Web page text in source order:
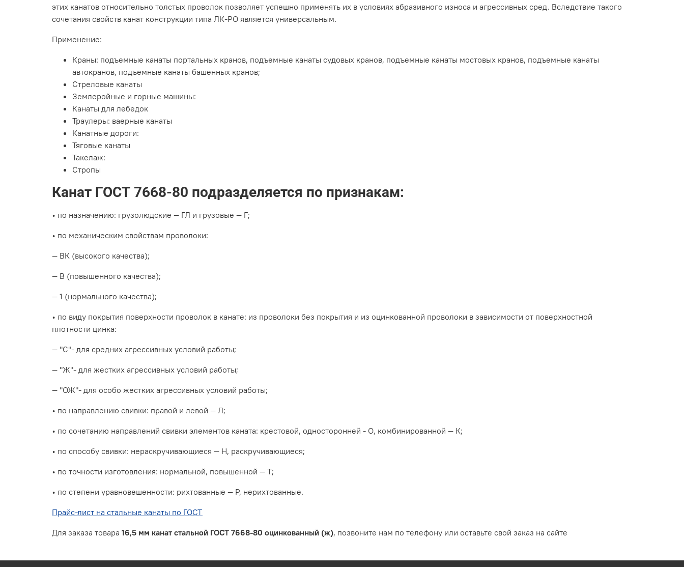
этих канатов относительно толстых проволок позволяет успешно применять их в условиях абразивного износа и агрессивных сред. Вследствие такого
сочетания свойств канат конструкции типа ЛК-РО является универсальным.
Применение:
Краны: подъемные канаты портальных кранов, подъемные канаты судовых кранов, подъемные канаты мостовых кранов, подъемные канаты
автокранов, подъемные канаты башенных кранов;
Стреловые канаты
Землеройные и горные машины:
Канаты для лебедок
Траулеры: ваерные канаты
Канатные дороги:
Тяговые канаты
Такелаж:
Стропы
Канат ГОСТ 7668-80 подразделяется по признакам:
• по назначению: грузолюдские ― ГЛ и грузовые ― Г;
• по механическим свойствам проволоки:
― ВК (высокого качества);
― В (повышенного качества);
― 1 (нормального качества);
• по виду покрытия поверхности проволок в канате: из проволоки без покрытия и из оцинкованной проволоки в зависимости от поверхностной
плотности цинка:
― "С"- для средних агрессивных условий работы;
― "Ж"- для жестких агрессивных условий работы;
― "ОЖ"- для особо жестких агрессивных условий работы;
• по направлению свивки: правой и левой ― Л;
• по сочетанию направлений свивки элементов каната: крестовой, односторонней - О, комбинированной ― К;
• по способу свивки: нераскручивающиеся ― Н, раскручивающиеся;
• по точности изготовления: нормальной, повышенной ― Т;
• по степени уравновешенности: рихтованные ― Р, нерихтованные.
Прайс-лист на стальные канаты по ГОСТ
Для заказа товара 16,5 мм канат стальной ГОСТ 7668-80 оцинкованный (ж), позвоните нам по телефону или оставьте свой заказ на сайте